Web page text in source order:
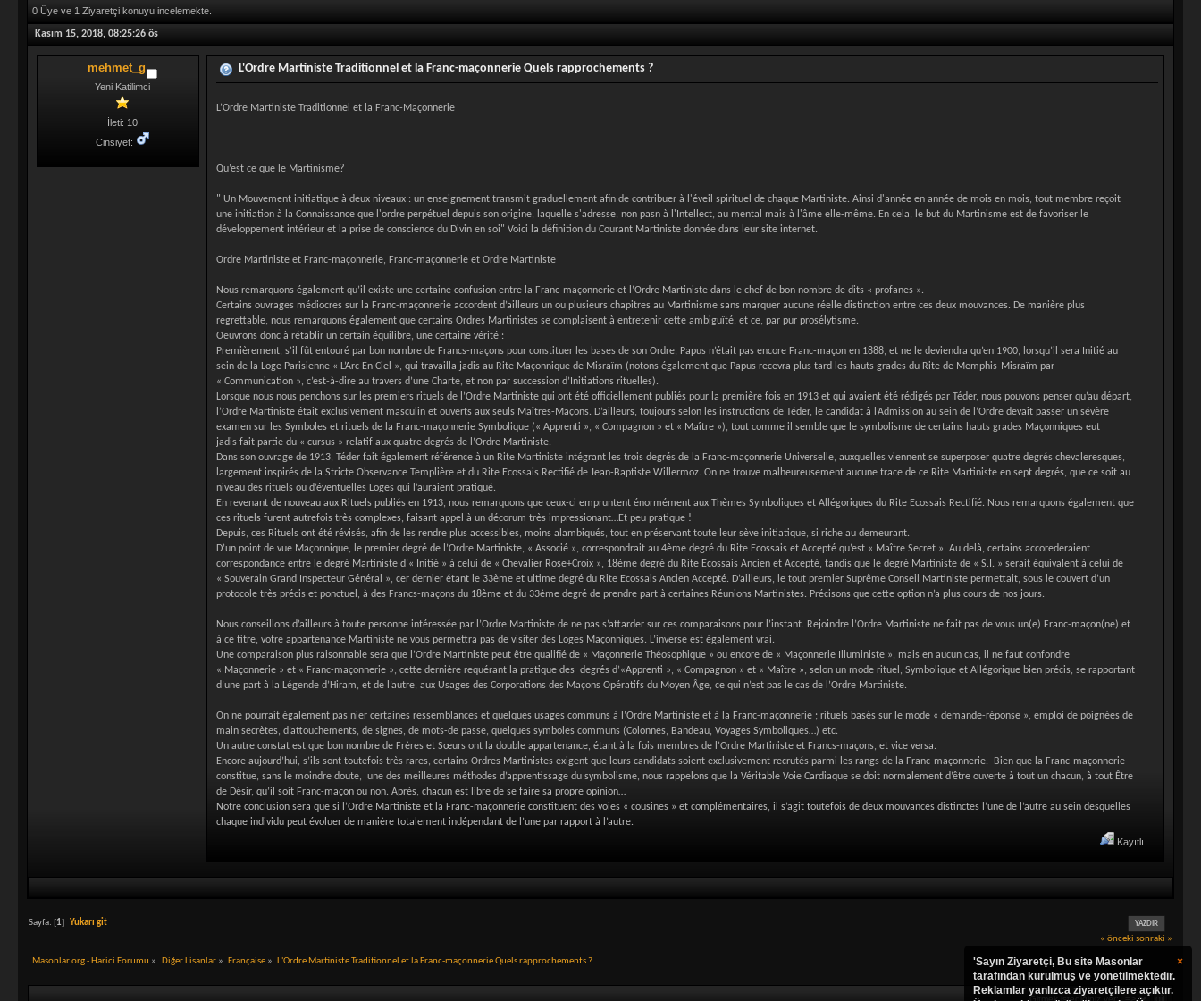
0 Üye ve 1 Ziyaretçi konuyu incelemekte.
Kasım 15, 2018, 08:25:26 ös
mehmet_g
Yeni Katilimci
İleti: 10
Cinsiyet:
L'Ordre Martiniste Traditionnel et la Franc-maçonnerie Quels rapprochements ?
L’Ordre Martiniste Traditionnel et la Franc-Maçonnerie
Qu’est ce que le Martinisme?
" Un Mouvement initiatique à deux niveaux : un enseignement transmit graduellement afin de contribuer à l'éveil spirituel de chaque Martiniste. Ainsi d'année en année de mois en mois, tout membre reçoit
une initiation à la Connaissance que l'ordre perpétuel depuis son origine, laquelle s'adresse, non pasn à l'Intellect, au mental mais à l'âme elle-même. En cela, le but du Martinisme est de favoriser le
développement intérieur et la prise de conscience du Divin en soi" Voici la définition du Courant Martiniste donnée dans leur site internet.
Ordre Martiniste et Franc-maçonnerie, Franc-maçonnerie et Ordre Martiniste
Nous remarquons également qu’il existe une certaine confusion entre la Franc-maçonnerie et l’Ordre Martiniste dans le chef de bon nombre de dits « profanes ».
Certains ouvrages médiocres sur la Franc-maçonnerie accordent d’ailleurs un ou plusieurs chapitres au Martinisme sans marquer aucune réelle distinction entre ces deux mouvances. De manière plus
regrettable, nous remarquons également que certains Ordres Martinistes se complaisent à entretenir cette ambiguïté, et ce, par pur prosélytisme.
Oeuvrons donc à rétablir un certain équilibre, une certaine vérité :
Premièrement, s’il fût entouré par bon nombre de Francs-maçons pour constituer les bases de son Ordre, Papus n’était pas encore Franc-maçon en 1888, et ne le deviendra qu’en 1900, lorsqu’il sera Initié au
sein de la Loge Parisienne « L’Arc En Ciel », qui travailla jadis au Rite Maçonnique de Misraïm (notons également que Papus recevra plus tard les hauts grades du Rite de Memphis-Misraïm par
« Communication », c’est-à-dire au travers d’une Charte, et non par succession d’Initiations rituelles).
Lorsque nous nous penchons sur les premiers rituels de l’Ordre Martiniste qui ont été officiellement publiés pour la première fois en 1913 et qui avaient été rédigés par Téder, nous pouvons penser qu’au départ,
l’Ordre Martiniste était exclusivement masculin et ouverts aux seuls Maîtres-Maçons. D’ailleurs, toujours selon les instructions de Téder, le candidat à l’Admission au sein de l’Ordre devait passer un sévère
examen sur les Symboles et rituels de la Franc-maçonnerie Symbolique (« Apprenti », « Compagnon » et « Maître »), tout comme il semble que le symbolisme de certains hauts grades Maçonniques eut
jadis fait partie du « cursus » relatif aux quatre degrés de l’Ordre Martiniste.
Dans son ouvrage de 1913, Téder fait également référence à un Rite Martiniste intégrant les trois degrés de la Franc-maçonnerie Universelle, auxquelles viennent se superposer quatre degrés chevaleresques,
largement inspirés de la Stricte Observance Templière et du Rite Ecossais Rectifié de Jean-Baptiste Willermoz. On ne trouve malheureusement aucune trace de ce Rite Martiniste en sept degrés, que ce soit au
niveau des rituels ou d’éventuelles Loges qui l’auraient pratiqué.
En revenant de nouveau aux Rituels publiés en 1913, nous remarquons que ceux-ci empruntent énormément aux Thèmes Symboliques et Allégoriques du Rite Ecossais Rectifié. Nous remarquons également que
ces rituels furent autrefois très complexes, faisant appel à un décorum très impressionant…Et peu pratique !
Depuis, ces Rituels ont été révisés, afin de les rendre plus accessibles, moins alambiqués, tout en préservant toute leur sève initiatique, si riche au demeurant.
D’un point de vue Maçonnique, le premier degré de l’Ordre Martiniste, « Associé », correspondrait au 4ème degré du Rite Ecossais et Accepté qu’est « Maître Secret ». Au delà, certains accorederaient
correspondance entre le degré Martiniste d’« Initié » à celui de « Chevalier Rose+Croix », 18ème degré du Rite Ecossais Ancien et Accepté, tandis que le degré Martiniste de « S.I. » serait équivalent à celui de
« Souverain Grand Inspecteur Général », cer dernier étant le 33ème et ultime degré du Rite Ecossais Ancien Accepté. D’ailleurs, le tout premier Suprême Conseil Martiniste permettait, sous le couvert d’un
protocole très précis et ponctuel, à des Francs-maçons du 18ème et du 33ème degré de prendre part à certaines Réunions Martinistes. Précisons que cette option n’a plus cours de nos jours.
Nous conseillons d’ailleurs à toute personne intéressée par l’Ordre Martiniste de ne pas s’attarder sur ces comparaisons pour l’instant. Rejoindre l’Ordre Martiniste ne fait pas de vous un(e) Franc-maçon(ne) et
à ce titre, votre appartenance Martiniste ne vous permettra pas de visiter des Loges Maçonniques. L’inverse est également vrai.
Une comparaison plus raisonnable sera que l’Ordre Martiniste peut être qualifié de « Maçonnerie Théosophique » ou encore de « Maçonnerie Illuministe », mais en aucun cas, il ne faut confondre
« Maçonnerie » et « Franc-maçonnerie », cette dernière requérant la pratique des degrés d’«Apprenti », « Compagnon » et « Maître », selon un mode rituel, Symbolique et Allégorique bien précis, se rapportant
d’une part à la Légende d’Hiram, et de l’autre, aux Usages des Corporations des Maçons Opératifs du Moyen Âge, ce qui n’est pas le cas de l’Ordre Martiniste.
On ne pourrait également pas nier certaines ressemblances et quelques usages communs à l’Ordre Martiniste et à la Franc-maçonnerie ; rituels basés sur le mode « demande-réponse », emploi de poignées de
main secrètes, d’attouchements, de signes, de mots-de passe, quelques symboles communs (Colonnes, Bandeau, Voyages Symboliques…) etc.
Un autre constat est que bon nombre de Frères et Sœurs ont la double appartenance, étant à la fois membres de l’Ordre Martiniste et Francs-maçons, et vice versa.
Encore aujourd’hui, s’ils sont toutefois très rares, certains Ordres Martinistes exigent que leurs candidats soient exclusivement recrutés parmi les rangs de la Franc-maçonnerie. Bien que la Franc-maçonnerie
constitue, sans le moindre doute, une des meilleures méthodes d’apprentissage du symbolisme, nous rappelons que la Véritable Voie Cardiaque se doit normalement d’être ouverte à tout un chacun, à tout Être
de Désir, qu’il soit Franc-maçon ou non. Après, chacun est libre de se faire sa propre opinion…
Notre conclusion sera que si l’Ordre Martiniste et la Franc-maçonnerie constituent des voies « cousines » et complémentaires, il s’agit toutefois de deux mouvances distinctes l’une de l’autre au sein desquelles
chaque individu peut évoluer de manière totalement indépendant de l’une par rapport à l’autre.
Kayıtlı
YAZDIR
Sayfa: [1]Yukarı git
« önceki sonraki »
Masonlar.org - Harici Forumu » Diğer Lisanlar» Française » L'Ordre Martiniste Traditionnel et la Franc-maçonnerie Quels rapprochements ?
Gitmek istediğiniz yer:
×
'Sayın Ziyaretçi, Bu site Masonlar
tarafından kurulmuş ve yönetilmektedir.
Reklamlar yanlızca ziyaretçilere açıktır.